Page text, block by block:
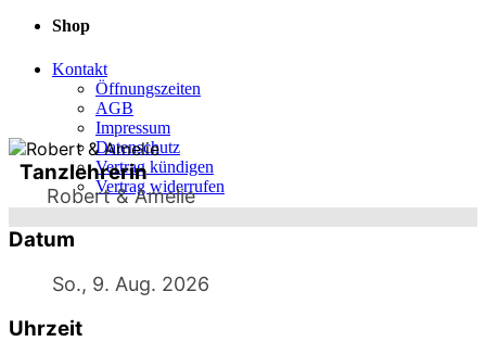
Shop
Kontakt
Öffnungszeiten
AGB
Impressum
Datenschutz
Vertrag kündigen
Vertrag widerrufen
Tanzlehrerin
Robert & Amelie
Datum
So., 9. Aug. 2026
Uhrzeit